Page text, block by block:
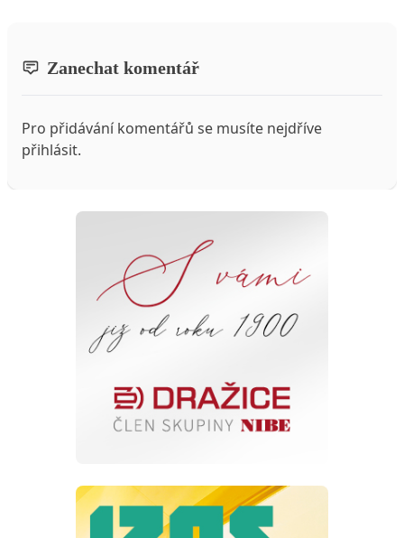
Zanechat komentář
Pro přidávání komentářů se musíte nejdříve
přihlásit.